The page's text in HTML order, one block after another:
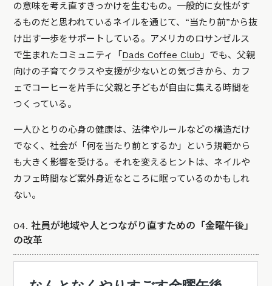
の意味を考え直すきっかけを生むもの。一般的に女性がす
るものだと思われているネイルを通じて、“当たり前”から抜
け出す一歩をサポートしている。アメリカのロサンゼルス
で生まれたコミュニティ「 Dads Coffee Club 」でも、父親
向けの子育てクラスや支援が少ないとの気づきから、カフ
ェでコーヒーを片手に父親と子どもが自由に集える時間を
つくっている。
一人ひとりの心身の健康は、法律やルールなどの構造だけ
でなく、社会が「何を当たり前とするか」という規範から
も大きく影響を受ける。それを変えるヒントは、ネイルや
カフェ時間など案外身近なところに眠っているのかもしれ
ない。
04. 社員が地域や人とつながり直すための「金曜午後」
の改革